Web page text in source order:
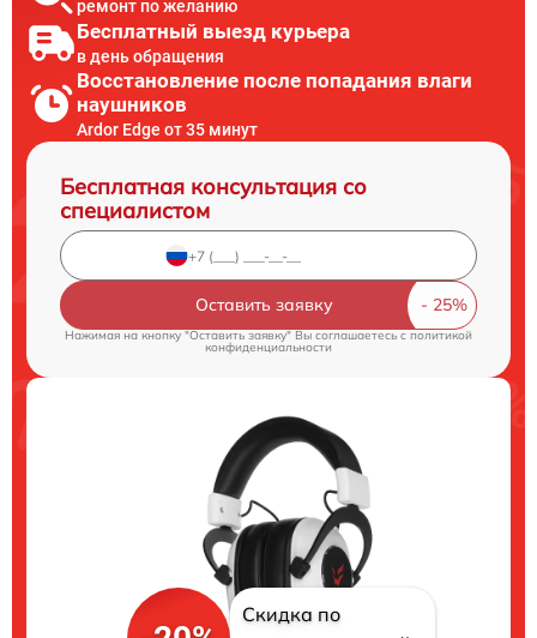
ремонт по желанию
Бесплатный выезд курьера
в день обращения
Восстановление после попадания влаги
наушников
Ardor Edge от 35 минут
Бесплатная консультация со
специалистом
Оставить заявку
Нажимая на кнопку "Оставить заявку" Вы соглашаетесь cполитикой
конфиденциальности
Скидка по